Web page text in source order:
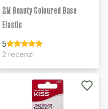
2M Beauty Coloured Base
Elastic
5
2 recenzí